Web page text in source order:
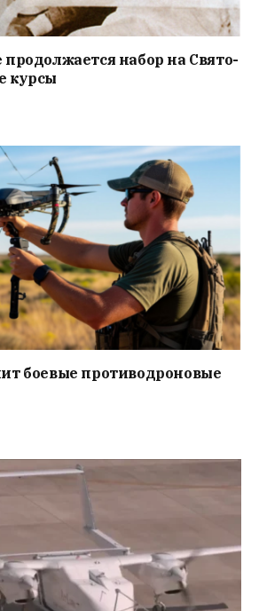
набор на Свято-
курсы
боевые противодроновые